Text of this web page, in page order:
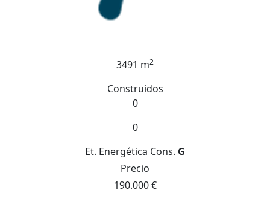
3491 m2
Construidos
0
0
Et. Energética Cons. G
Precio
190.000 €